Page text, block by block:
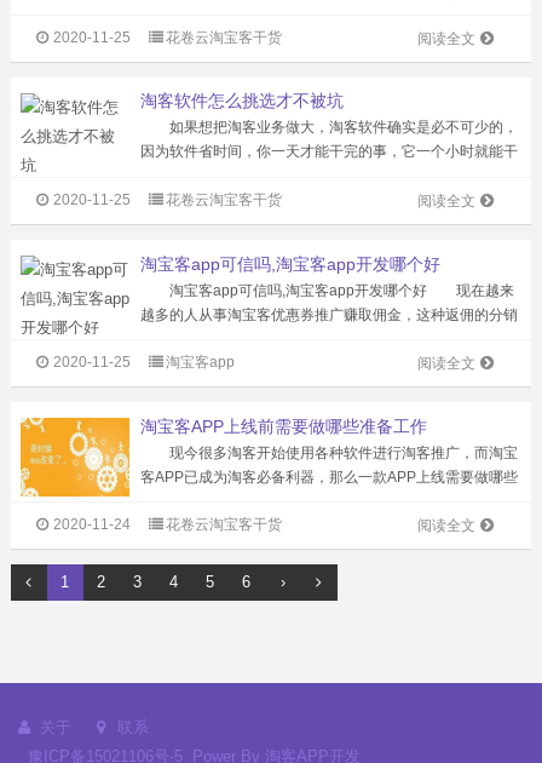
了夫人又折兵。有这个钱，不如买一套终身免费维护升级更
新的系统了呢，不用担心系统更新...
阅读全文
2020-11-25 花卷云淘宝客干货
淘客软件怎么挑选才不被坑
如果想把淘客业务做大，淘客软件确实是必不可少的，
因为软件省时间，你一天才能干完的事，它一个小时就能干
买的过程中有很多坑，一旦掉进坑里，就会入不敷出。那么
淘客软件（huajuanvip）...
阅读全文
2020-11-25 花卷云淘宝客干货
淘宝客app可信吗,淘宝客app开发哪个好
淘宝客app可信吗,淘宝客app开发哪个好 现在越来
越多的人从事淘宝客优惠券推广赚取佣金，这种返佣的分销
经不再相信天上会掉馅饼，但是这种实实在在的优惠还是非
常惠民的。 从17年下半...
阅读全文
2020-11-25 淘宝客app
淘宝客APP上线前需要做哪些准备工作
现今很多淘客开始使用各种软件进行淘客推广，而淘宝
客APP已成为淘客必备利器，那么一款APP上线需要做哪些
行简单介绍。 一、系统软件准备工作 1、准备一个
备案通过的域名，域名准备好...
阅读全文
2020-11-24 花卷云淘宝客干货
1 2 3 4 5 6 ›
关于
联系
豫ICP备15021106号-5
Power By 淘客APP开发